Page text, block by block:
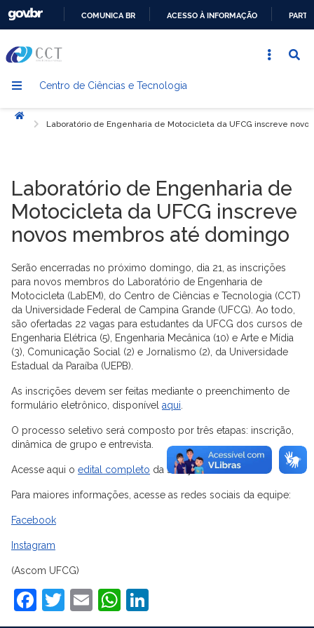
CONTEÚDO
COMUNICA BR ACESSO À INFORMAÇÃO
Centro de Ciências e Tecnologia
Início
Laboratório de Engenharia de Motocicleta da UFCG inscreve
Laboratório de Engenharia de
Motocicleta da UFCG inscreve
novos membros até domingo
Serão encerradas no próximo domingo, dia 21, as inscrições
para novos membros do Laboratório de Engenharia de
Motocicleta (LabEM), do Centro de Ciências e Tecnologia (CCT)
da Universidade Federal de Campina Grande (UFCG). Ao todo,
são ofertadas 22 vagas para estudantes da UFCG dos cursos de
Engenharia Elétrica (5), Engenharia Mecânica (10) e Arte e Mídia
(3), Comunicação Social (2) e Jornalismo (2), da Universidade
Estadual da Paraíba (UEPB).
As inscrições devem ser feitas mediante o preenchimento de
formulário eletrônico, disponível aqui
O processo seletivo será composto por três etapas: inscrição,
dinâmica de grupo e entrevista.
Acesse aqui o edital completo da seleção.
Para maiores informações, acesse as redes sociais da equipe:
Facebook
Instagram
(Ascom UFCG)
Facebook
Twitter
EmailWhatsApp